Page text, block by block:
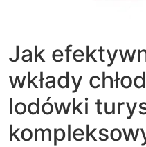
Jak
wkłady
lodówki